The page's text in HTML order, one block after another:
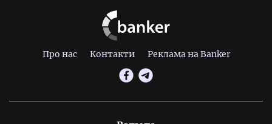
Про нас Контакти Реклама на Banker